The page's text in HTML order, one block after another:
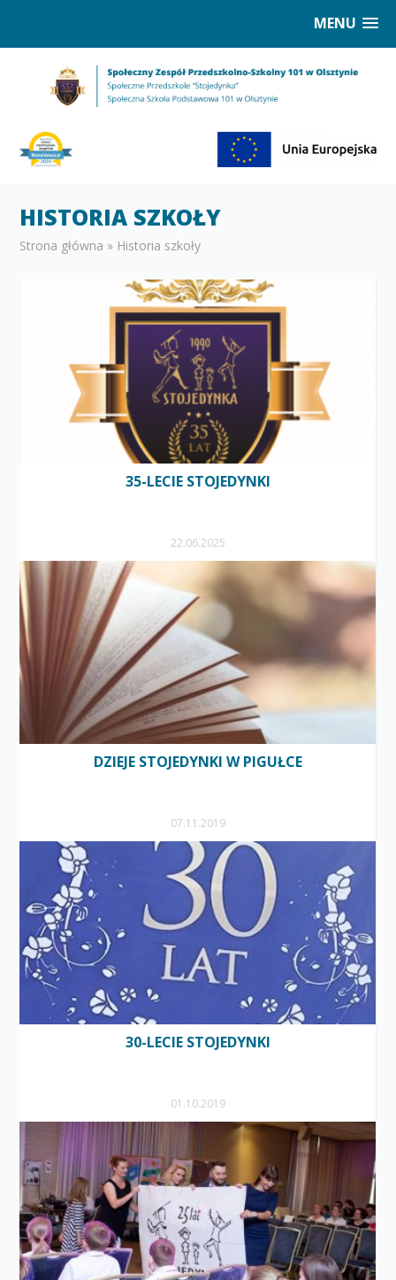
MENU
HISTORIA SZKOŁY
Strona główna » Historia szkoły
35-LECIE STOJEDYNKI
22.06.2025
DZIEJE STOJEDYNKI W PIGUŁCE
07.11.2019
30-LECIE STOJEDYNKI
01.10.2019